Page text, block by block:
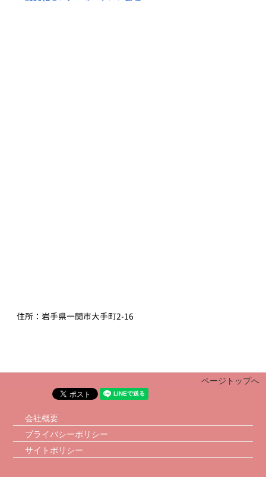
住所：岩手県一関市大手町2-16
ページトップへ
会社概要
プライバシーポリシー
サイトポリシー